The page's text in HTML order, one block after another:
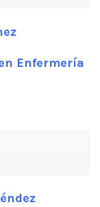
Enfermería